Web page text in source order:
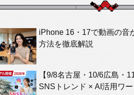
iPhone 16・17で動画の音
方法を徹底解説
【9/8名古屋・10/6広島・
SNSトレンド × AI活用ワ